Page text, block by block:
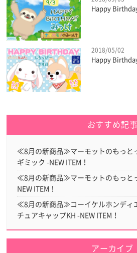
Happy
2018/05/02
Happy
おすすめ記事
≪8月の新商品≫マーモットのもっと
ギミック -NEW ITEM！
≪8月の新商品≫マーモットのもっと
NEW ITEM！
≪8月の新商品≫コーイケルホンディ
チュアキャップKH -NEW ITEM！
アーカイブ